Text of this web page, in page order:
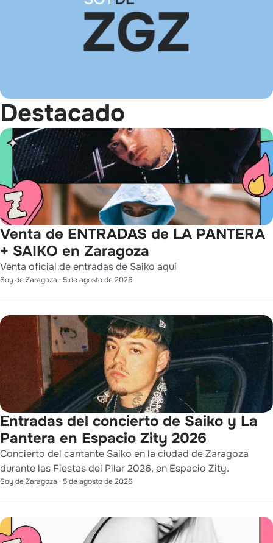
Destacado
Venta de ENTRADAS de LA PANTERA
+ SAIKO en Zaragoza
Venta oficial de entradas de Saiko aquí
Soy de Zaragoza · 5 de agosto de 2026
Entradas del concierto de Saiko y La
Pantera en Espacio Zity 2026
Concierto del cantante Saiko en la ciudad de Zaragoza
durante las Fiestas del Pilar 2026, en Espacio Zity.
Soy de Zaragoza · 5 de agosto de 2026